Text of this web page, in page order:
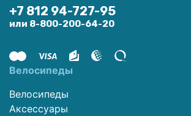
+7 812 94-727-95
или 8-800-200-64-20
Велосипеды
Велосипеды
Аксессуары